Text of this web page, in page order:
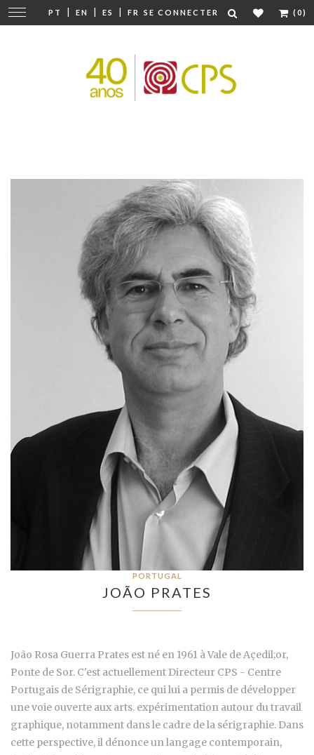
PT | EN | ES | FR SE CONNECTER (0)
Modifier
la
PORTUGAL
JOÃO PRATES
João Rosa Guerra Prates est né en 1961 à Vale de Açedil;or,
Ponte de Sor. C'est actuellement Directeur CPS - Centre
Portugais de Sérigraphie, ce qui lui a permis de développer
une voie ouverte aux arts. expérimentation autour du travail
graphique, notamment dans le cadre de la sérigraphie. Dans
cette perspective, il dénonce un langage contemporain,